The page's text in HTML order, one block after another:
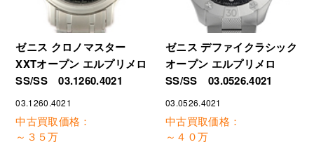
ゼニス クロノマスター
XXTオープン エルプリメロ
SS/SS 03.1260.4021
03.1260.4021
中古買取価格：
～３５万
ゼニス デファイクラシック
オープン エルプリメロ
SS/SS 03.0526.4021
03.0526.4021
中古買取価格：
～４０万